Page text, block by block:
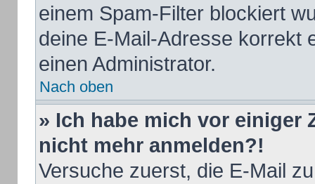
einem Spam-Filter blockiert
deine E-Mail-Adresse korrekt
einen Administrator.
Nach oben
» Ich habe mich vor einiger
nicht mehr anmelden?!
Versuche zuerst, die E-Mail